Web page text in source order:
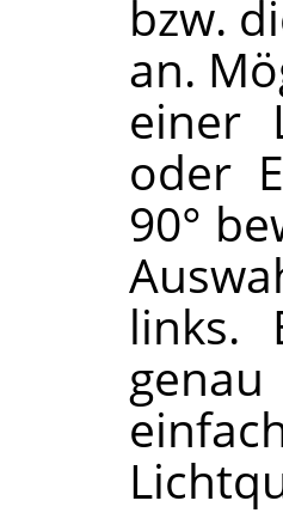
bzw.
an.
einer
oder
90°
links.